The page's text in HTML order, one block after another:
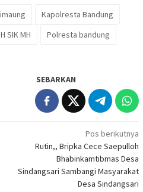
Kapolresta Bandung
SIK MH
Polresta bandung
SEBARKAN
Pos berikutnya
Rutin,, Bripka Cece Saepulloh
Bhabinkamtibmas Desa
Sindangsari Sambangi Masyarakat
Desa Sindangsari